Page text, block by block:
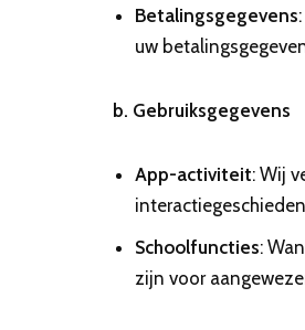
Betalingsgegevens
uw
b. Gebruiksgegevens
App-activiteit: Wij
Schoolfuncties:
zijn voor